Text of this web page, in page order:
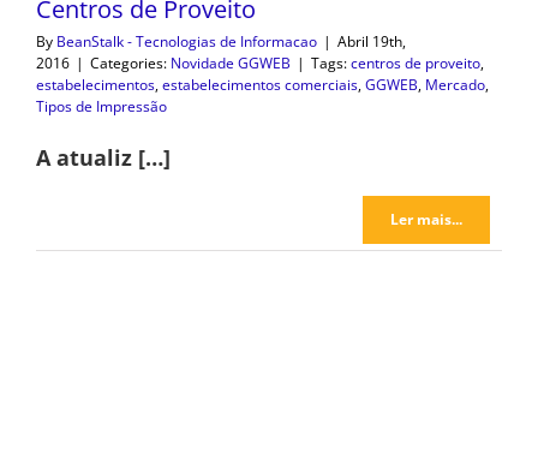
Centros de Proveito
By BeanStalk - Tecnologias de Informacao | Abril 19th,
2016 | Categories: Novidade GGWEB | Tags:centros de proveito,
estabelecimentos,estabelecimentos comerciais,GGWEB, Mercado,
Tipos de Impressão
A atualiz […]
Ler mais...